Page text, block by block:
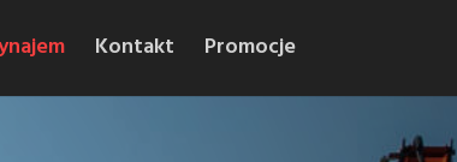
Kontakt Promocje